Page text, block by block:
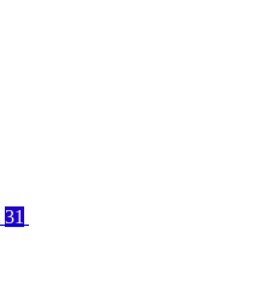
31